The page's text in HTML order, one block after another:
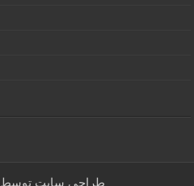
طراحی سایت توسط